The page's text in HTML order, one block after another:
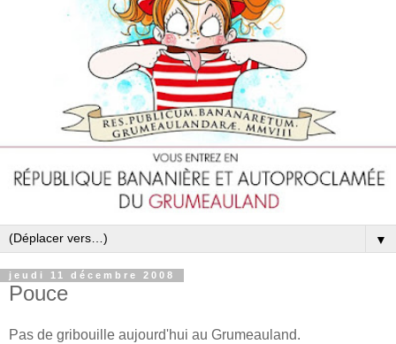
▼
jeudi 11 décembre 2008
Pouce
Pas de gribouille aujourd'hui au Grumeauland.